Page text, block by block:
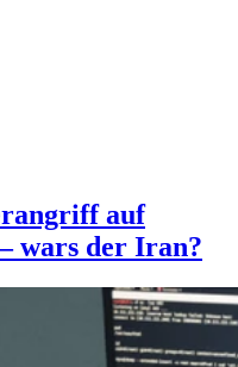
auf
wars der Iran?